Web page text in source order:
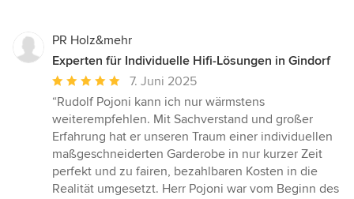
PR Holz&mehr
Experten für Individuelle Hifi-Lösungen in Gindorf
Durchschnittliche
Bewertung:
5
von
5
Sternen
7. Juni 2025
“Rudolf Pojoni kann ich nur wärmstens
weiterempfehlen. Mit Sachverstand und großer
Erfahrung hat er unseren Traum einer individuellen
maßgeschneiderten Garderobe in nur kurzer Zeit
perfekt und zu fairen, bezahlbaren Kosten in die
Realität umgesetzt. Herr Pojoni war vom Beginn des